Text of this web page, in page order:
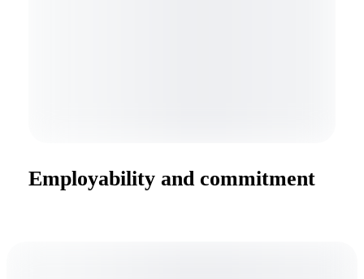
Employability and commitment